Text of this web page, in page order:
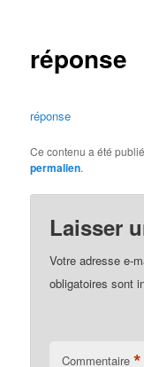
réponse
réponse
Ce contenu a été
permalien.
Laisser
Votre adresse e-
obligatoires sont
Commentaire *